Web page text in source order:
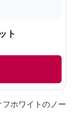
ト
ホワイトのノー